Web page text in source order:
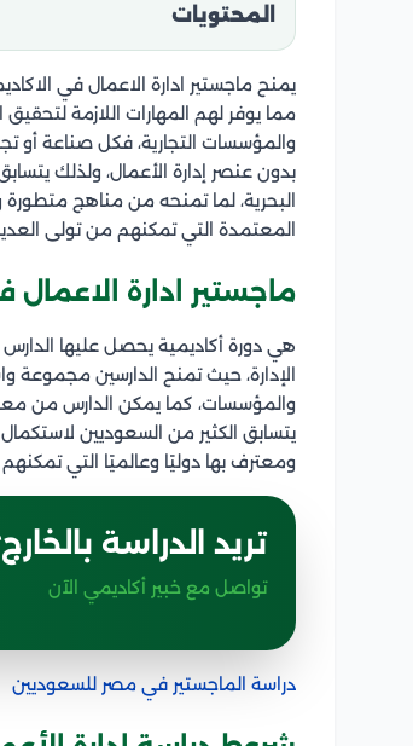
المحتويات
يمنح ماجستير ادارة الاعمال في
مما يوفر لهم المهارات اللازمة
والمؤسسات التجارية، فكل صناعة أو
بدون عنصر إدارة الأعمال، ولذلك
البحرية، لما تمنحه من مناهج متطورة
المعتمدة التي تمكنهم من تولى
ماجستير ادارة الاعمال
هي دورة أكاديمية يحصل عليها الدارس
الإدارة، حيث تمنح الدارسين
والمؤسسات، كما يمكن الدارس من معرفة
يتسابق الكثير من السعوديين
ومعترف بها دوليًا وعالميًا التي
تريد الدراسة
تواصل مع خبير أكاديمي الآن
دراسة الماجستير في مصر للسعوديين